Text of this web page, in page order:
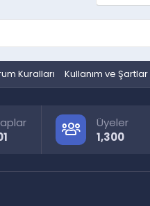
Kuralları Kullanım ve Şartlar
Üyeler
1,300